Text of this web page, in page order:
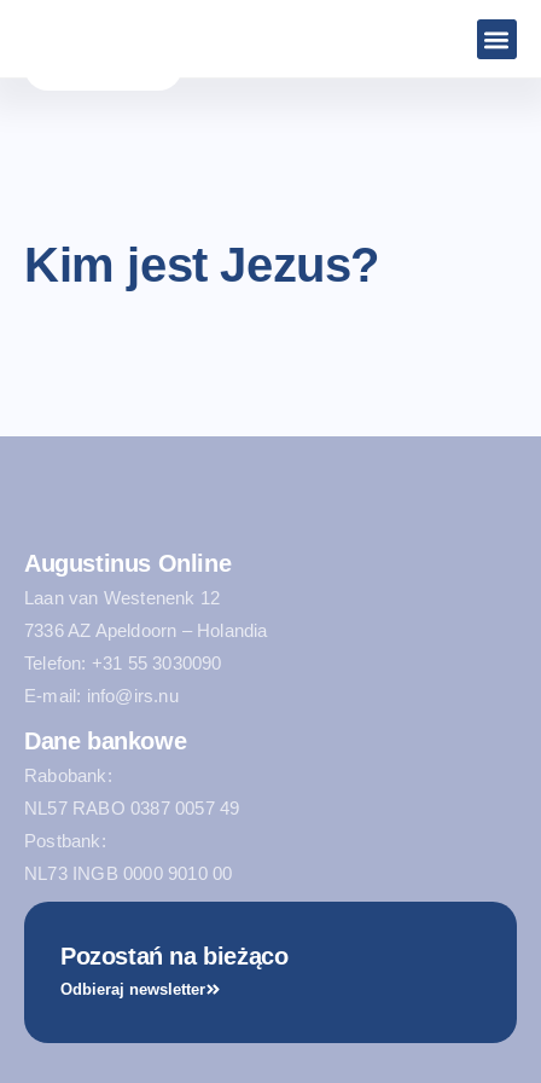
Kim jest Jezus?
Augustinus Online
Laan van Westenenk 12
7336 AZ Apeldoorn – Holandia
Telefon: +31 55 3030090
E-mail: info@irs.nu
Dane bankowe
Rabobank:
NL57 RABO 0387 0057 49
Postbank:
NL73 INGB 0000 9010 00
Pozostań na bieżąco
Odbieraj newsletter